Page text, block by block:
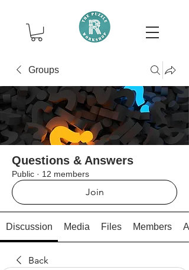
Groups
Questions & Answers
Public · 12 members
Join
Discussion Media Files Members
Back